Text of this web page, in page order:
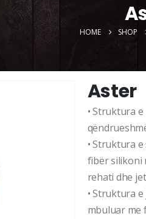
HOME SHOP
Aster
• Struktura
• Struktura
fibër silikoni
rehati dhe
• Struktura
mbuluar